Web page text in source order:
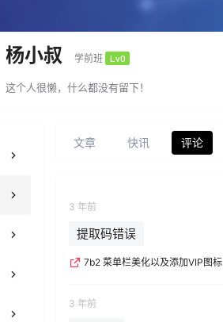
杨小叔 学前班 Lv0
这个人很懒，什么都没有留下！
文章 快讯 评论
3 年前
提取码错误
7b2 菜单栏美化以及添加VIP图标
3 年前